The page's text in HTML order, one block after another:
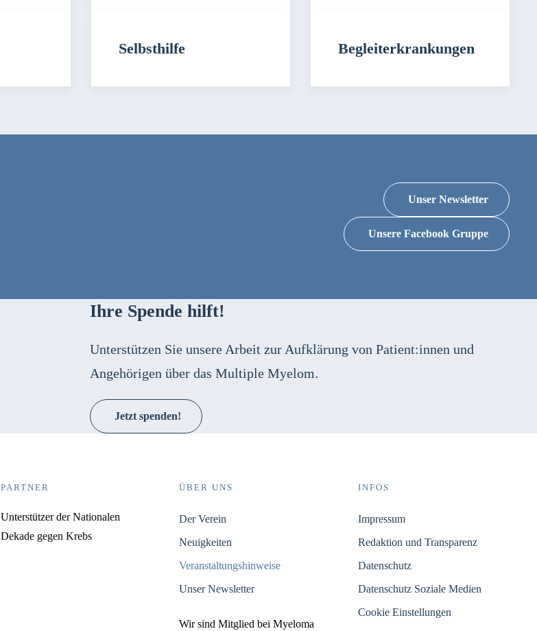
Selbsthilfe Begleiterkrankungen
Unser Newsletter
Unsere Facebook Gruppe
Ihre Spende hilft!
Unterstützen Sie unsere Arbeit zur Aufklärung von Patient:innen und
Angehörigen über das Multiple Myelom.
Jetzt spenden!
PARTNER
Unterstützer der Nationalen
Dekade gegen Krebs
ÜBER UNS
Der Verein
Neuigkeiten
Veranstaltungshinweise
Unser Newsletter
Wir sind Mitglied bei Myeloma
INFOS
Impressum
Redaktion und Transparenz
Datenschutz
Datenschutz Soziale Medien
Cookie Einstellungen